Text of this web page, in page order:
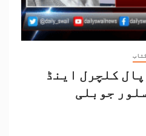
کتاب
کلچرل اینڈ
جوبلی